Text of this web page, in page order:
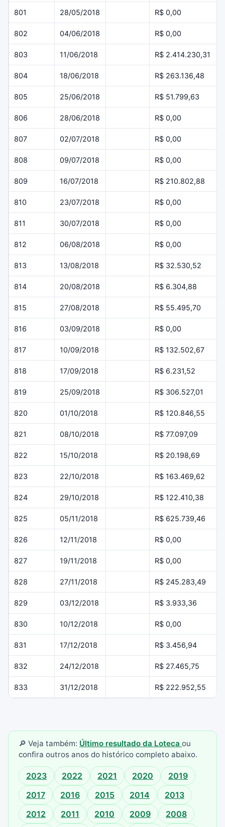
801 28/05/2018 R$ 0,00
802 04/06/2018 R$ 0,00
803 11/06/2018 R$ 2.414.230,31
804 18/06/2018 R$ 263.136,48
805 25/06/2018 R$ 51.799,63
806 28/06/2018 R$ 0,00
807 02/07/2018 R$ 0,00
808 09/07/2018 R$ 0,00
809 16/07/2018 R$ 210.802,88
810 23/07/2018 R$ 0,00
811 30/07/2018 R$ 0,00
812 06/08/2018 R$ 0,00
813 13/08/2018 R$ 32.530,52
814 20/08/2018 R$ 6.304,88
815 27/08/2018 R$ 55.495,70
816 03/09/2018 R$ 0,00
817 10/09/2018 R$ 132.502,67
818 17/09/2018 R$ 6.231,52
819 25/09/2018 R$ 306.527,01
820 01/10/2018 R$ 120.846,55
821 08/10/2018 R$ 77.097,09
822 15/10/2018 R$ 20.198,69
823 22/10/2018 R$ 163.469,62
824 29/10/2018 R$ 122.410,38
825 05/11/2018 R$ 625.739,46
826 12/11/2018 R$ 0,00
827 19/11/2018 R$ 0,00
828 27/11/2018 R$ 245.283,49
829 03/12/2018 R$ 3.933,36
830 10/12/2018 R$ 0,00
831 17/12/2018 R$ 3.456,94
832 24/12/2018 R$ 27.465,75
833 31/12/2018 R$ 222.952,55
🔎 Veja também: Último resultado da Loteca ou
confira outros anos do histórico completo abaixo.
2023 2022 2021 2020
2019
2017
2016 2015 2014
2013
2012
2011 2010 2009 2008